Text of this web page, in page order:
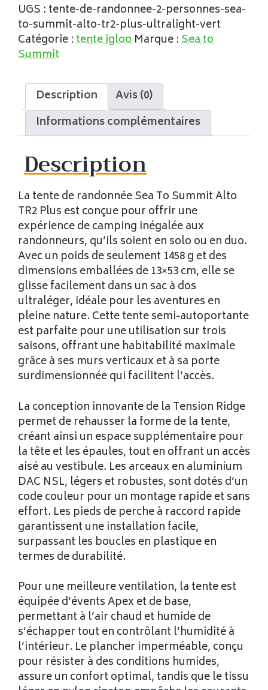
UGS : tente-de-randonnee-2-personnes-sea-
to-summit-alto-tr2-plus-ultralight-vert
Catégorie :tente igloo Marque :Sea to
Summit
Description
Avis (0)
Informations complémentaires
Description
La tente de randonnée Sea To Summit Alto
TR2 Plus est conçue pour offrir une
expérience de camping inégalée aux
randonneurs, qu’ils soient en solo ou en duo.
Avec un poids de seulement 1458 g et des
dimensions emballées de 13×53 cm, elle se
glisse facilement dans un sac à dos
ultraléger, idéale pour les aventures en
pleine nature. Cette tente semi-autoportante
est parfaite pour une utilisation sur trois
saisons, offrant une habitabilité maximale
grâce à ses murs verticaux et à sa porte
surdimensionnée qui facilitent l’accès.
La conception innovante de la Tension Ridge
permet de rehausser la forme de la tente,
créant ainsi un espace supplémentaire pour
la tête et les épaules, tout en offrant un accès
aisé au vestibule. Les arceaux en aluminium
DAC NSL, légers et robustes, sont dotés d’un
code couleur pour un montage rapide et sans
effort. Les pieds de perche à raccord rapide
garantissent une installation facile,
surpassant les boucles en plastique en
termes de durabilité.
Pour une meilleure ventilation, la tente est
équipée d’évents Apex et de base,
permettant à l’air chaud et humide de
s’échapper tout en contrôlant l’humidité à
l’intérieur. Le plancher imperméable, conçu
pour résister à des conditions humides,
assure un confort optimal, tandis que le tissu